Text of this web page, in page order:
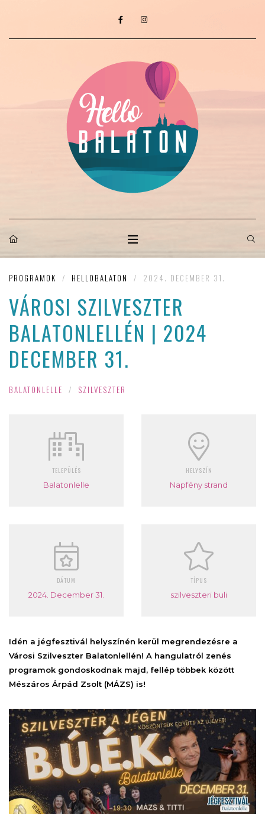
PROGRAMOK / HELLOBALATON / 2024. DECEMBER 31.
VÁROSI SZILVESZTER
BALATONLELLÉN | 2024
DECEMBER 31.
BALATONLELLE / SZILVESZTER
TELEPÜLÉS
Balatonlelle
HELYSZÍN
Napfény strand
DÁTUM
2024. December 31.
TÍPUS
szilveszteri buli
Idén a jégfesztivál helyszínén kerül megrendezésre a
Városi Szilveszter Balatonlellén! A hangulatról zenés
programok gondoskodnak majd, fellép többek között
Mészáros Árpád Zsolt (MÁZS) is!